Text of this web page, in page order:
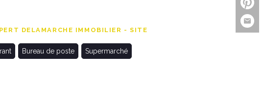
DELAMARCHE IMMOBILIER - SITE
Bureau de poste Supermarché